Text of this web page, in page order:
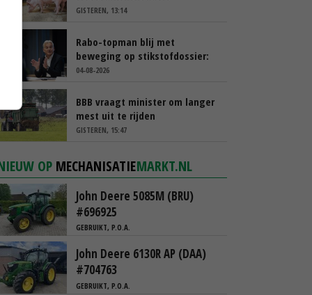
GISTEREN, 13:14
Rabo-topman blij met
beweging op stikstofdossier:
‘Verdienmodel van boeren blijft
04-08-2026
BBB vraagt minister om langer
mest uit te rijden
GISTEREN, 15:47
OP MECHANISATIEMARKT.NL
John Deere 5085M (BRU)
#696925
GEBRUIKT, P.O.A.
John Deere 6130R AP (DAA)
#704763
GEBRUIKT, P.O.A.